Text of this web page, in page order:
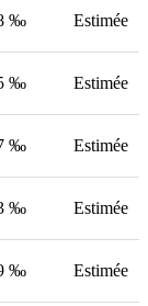
‰ Estimée
‰ Estimée
‰ Estimée
‰ Estimée
‰ Estimée